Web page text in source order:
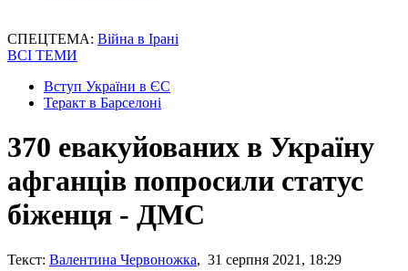
СПЕЦТЕМА: Війна в Ірані
ВСІ ТЕМИ
Вступ України в ЄС
Теракт в Барселоні
370 евакуйованих в Україну
афганців попросили статус
біженця - ДМС
Текст: Валентина Червоножка, 31 серпня 2021, 18:29